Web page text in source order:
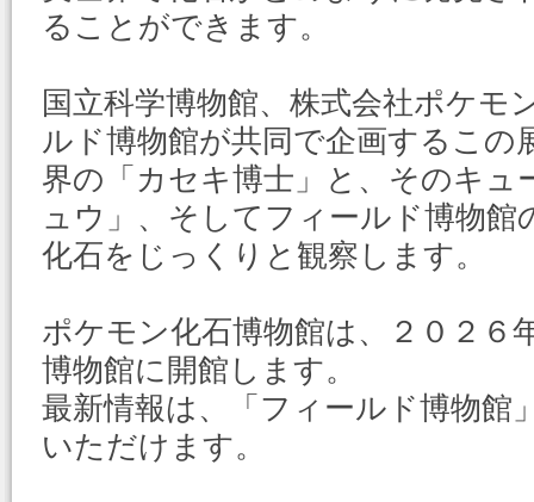
ることができます。
国立科学博物館、株式会社ポケモ
ルド博物館が共同で企画するこの
界の「カセキ博士」と、そのキュ
ュウ」、そしてフィールド博物館
化石をじっくりと観察します。
ポケモン化石博物館は、２０２６
博物館に開館します。
最新情報は、「フィールド博物館
いただけます。